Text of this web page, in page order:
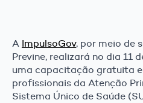
A ImpulsoGov, por meio de
Previne, realizará no dia 11
uma capacitação gratuita
profissionais da Atenção
Sistema Único de Saúde